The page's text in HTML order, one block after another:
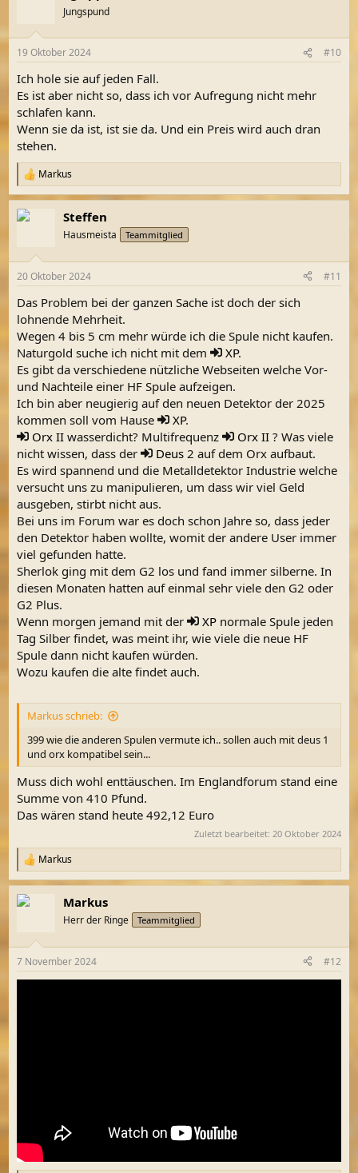
e
:
Jungspund
19 Oktober 2024 #10
Ich hole sie auf jeden Fall.
Es ist aber nicht so, dass ich vor Aufregung nicht mehr
schlafen kann.
Wenn sie da ist, ist sie da. Und ein Preis wird auch dran
stehen.
R
e
a
k
e
:
Markus
Steffen
Hausmeista Teammitglied
20 Oktober 2024 #11
Das Problem bei der ganzen Sache ist doch der sich
lohnende Mehrheit.
Wegen 4 bis 5 cm mehr würde ich die Spule nicht kaufen.
Naturgold suche ich nicht mit dem
XP.
Es gibt da verschiedene nützliche Webseiten welche Vor-
und Nachteile einer HF Spule aufzeigen.
Ich bin aber neugierig auf den neuen Detektor der 2025
kommen soll vom Hause
XP.
Orx II wasserdicht? Multifrequenz Orx II ? Was viele
nicht wissen, dass der
Deus 2 auf dem Orx aufbaut.
Es wird spannend und die Metalldetektor Industrie welche
versucht uns zu manipulieren, um dass wir viel Geld
ausgeben, stirbt nicht aus.
Bei uns im Forum war es doch schon Jahre so, dass jeder
den Detektor haben wollte, womit der andere User immer
viel gefunden hatte.
Sherlok ging mit dem G2 los und fand immer silberne. In
diesen Monaten hatten auf einmal sehr viele den G2 oder
G2 Plus.
Wenn morgen jemand mit der
XP normale Spule jeden
Tag Silber findet, was meint ihr, wie viele die neue HF
Spule dann nicht kaufen würden.
Wozu kaufen die alte findet auch.
Markus schrieb:
399 wie die anderen Spulen vermute ich.. sollen auch mit deus 1
und orx kompatibel sein...
Muss dich wohl enttäuschen. Im Englandforum stand eine
Summe von 410 Pfund.
Das wären stand heute 492,12 Euro
Zuletzt bearbeitet: 20 Oktober 2024
R
e
a
k
e
n
Markus
Markus
Herr der Ringe Teammitglied
7 November 2024 #12